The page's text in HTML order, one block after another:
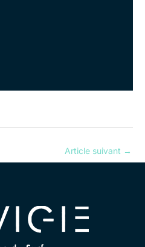
Article suivant →